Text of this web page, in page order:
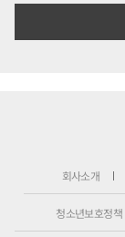
회사소개
청소년보호정책